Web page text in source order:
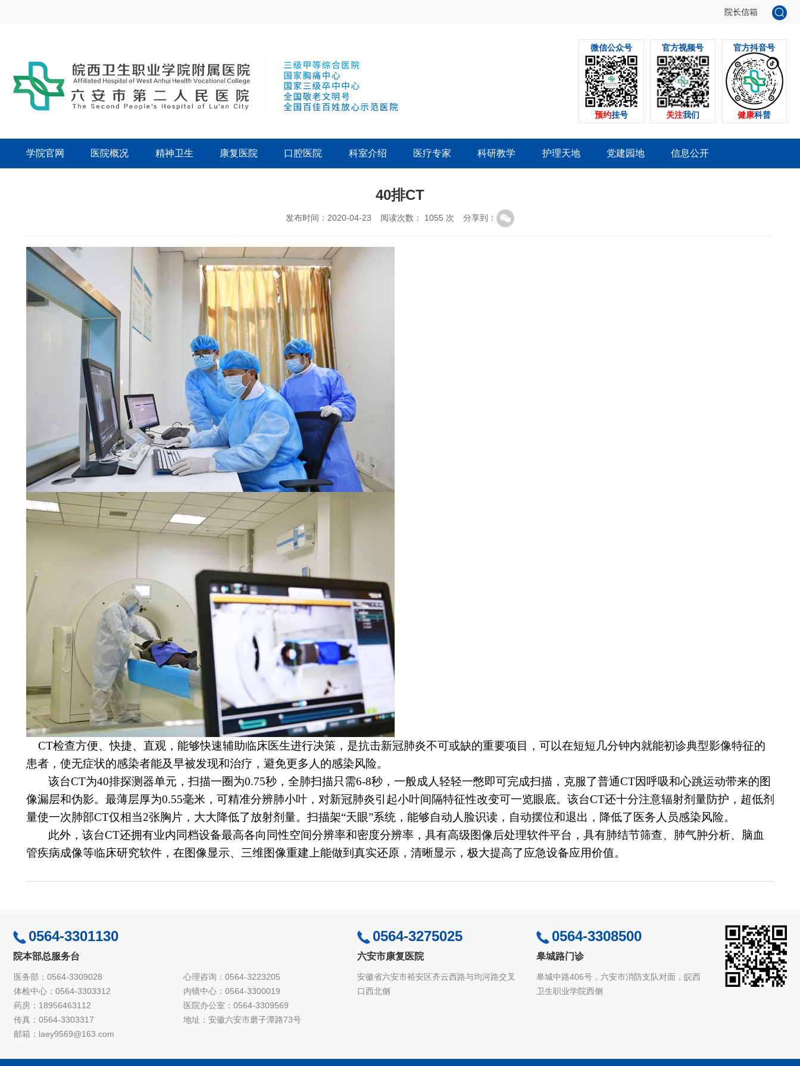
院长信箱
微信公众号
预约挂号
官方视频号
关注我们
官方抖音号
健康科普
学院官网 医院概况 精神卫生 康复医院 口腔医院 科室介绍 医疗专家 科研教学 护理天地 党建园地 信息公开
40排CT
发布时间：2020-04-23 阅读次数： 1055 次 分享到：
CT检查方便、快捷、直观，能够快速辅助临床医生进行决策，是抗击新冠肺炎不可或缺的重要项目，可以在短短几分钟内就能初诊典型影像特征的
患者，使无症状的感染者能及早被发现和治疗，避免更多人的感染风险。
该台CT为40排探测器单元，扫描一圈为0.75秒，全肺扫描只需6-8秒，一般成人轻轻一憋即可完成扫描，克服了普通CT因呼吸和心跳运动带来的图
像漏层和伪影。最薄层厚为0.55毫米，可精准分辨肺小叶，对新冠肺炎引起小叶间隔特征性改变可一览眼底。该台CT还十分注意辐射剂量防护，超低剂
量使一次肺部CT仅相当2张胸片，大大降低了放射剂量。扫描架“天眼”系统，能够自动人脸识读，自动摆位和退出，降低了医务人员感染风险。
此外，该台CT还拥有业内同档设备最高各向同性空间分辨率和密度分辨率，具有高级图像后处理软件平台，具有肺结节筛查、肺气肿分析、脑血
管疾病成像等临床研究软件，在图像显示、三维图像重建上能做到真实还原，清晰显示，极大提高了应急设备应用价值。
0564-3301130
院本部总服务台
医务部：0564-3309028
心理咨询：0564-3223205
体检中心：0564-3303312
内镜中心：0564-3300019
药房：18956463112
医院办公室：0564-3309569
传真：0564-3303317
地址：安徽六安市磨子潭路73号
邮箱：laey9569@163.com
0564-3275025
六安市康复医院
安徽省六安市裕安区齐云西路与均河路交叉
口西北侧
0564-3308500
皋城路门诊
皋城中路406号，六安市消防支队对面，皖西
卫生职业学院西侧